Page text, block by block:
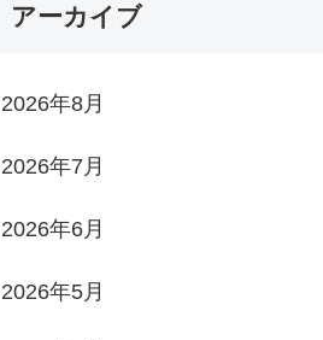
アーカイブ
2026年8月
2026年7月
2026年6月
2026年5月